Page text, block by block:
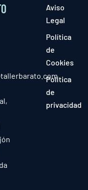
Aviso
Legal
Política
de
Cookies
Política
de
privacidad